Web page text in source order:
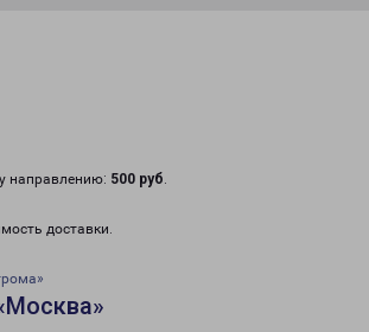
направлению: 500 руб.
доставки.